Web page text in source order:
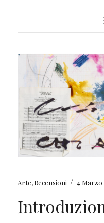
Arte, Recensioni / 4 Marzo